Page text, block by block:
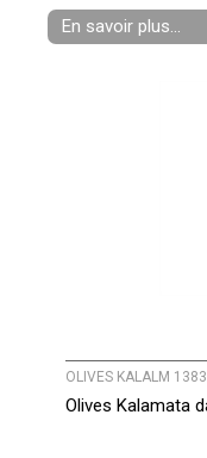
En savoir plus...
OLIVES KALALM 1383
Olives Kalamata